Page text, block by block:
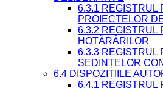
6.3.1 REGISTRUL
PROIECTELOR
6.3.2 REGISTRUL
HOTĂRÂRILOR
6.3.3 REGISTRUL
ȘEDINȚELOR
6.4 DISPOZIȚIILE
6.4.1 REGISTRUL